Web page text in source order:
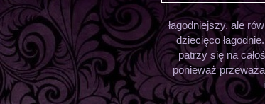
łagodniejszy, ale
dziecięco
patrzy się na
ponieważ